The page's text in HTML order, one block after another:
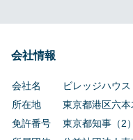
会社情報
会社名
ビレッジハウ
所在地
東京都港区六
免許番号
東京都知事（2